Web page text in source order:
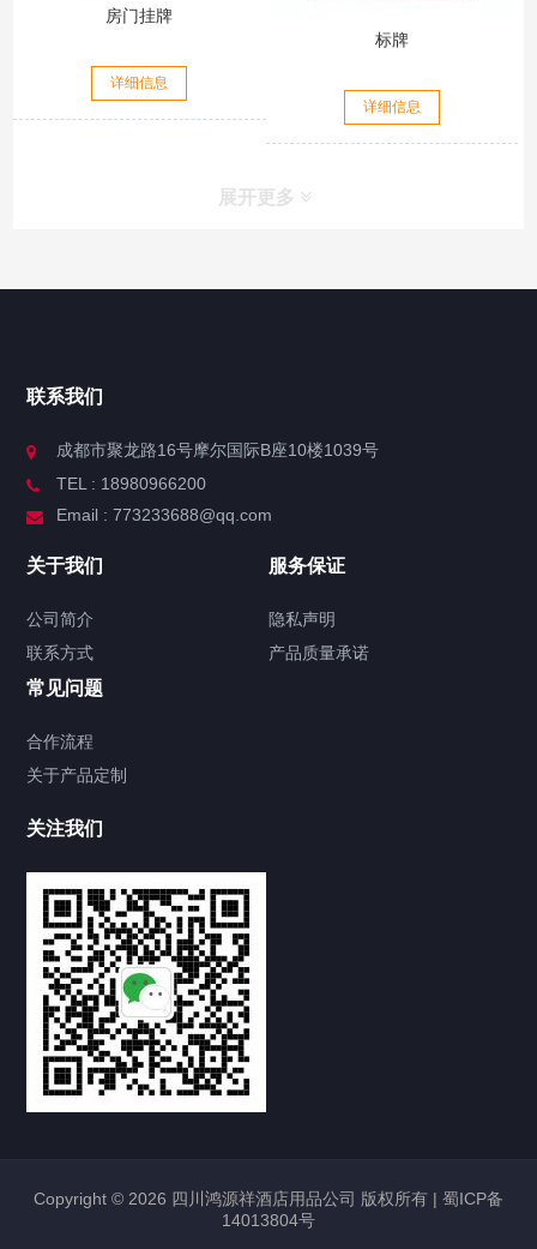
房门挂牌
详细信息
标牌
详细信息
展开更多
联系我们
成都市聚龙路16号摩尔国际B座10楼1039号
TEL : 18980966200
Email : 773233688@qq.com
关于我们
公司简介
联系方式
服务保证
隐私声明
产品质量承诺
常见问题
合作流程
关于产品定制
关注我们
Copyright © 2026 四川鸿源祥酒店用品公司 版权所有 | 蜀ICP备
14013804号